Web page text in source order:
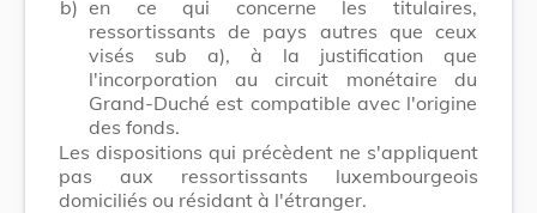
b) en ce qui concerne les titulaires,
ressortissants de pays autres que ceux
visés sub a), à la justification que
l'incorporation au circuit monétaire du
Grand-Duché est compatible avec l'origine
des fonds.
Les dispositions qui précèdent ne s'appliquent
pas aux ressortissants luxembourgeois
domiciliés ou résidant à l'étranger.